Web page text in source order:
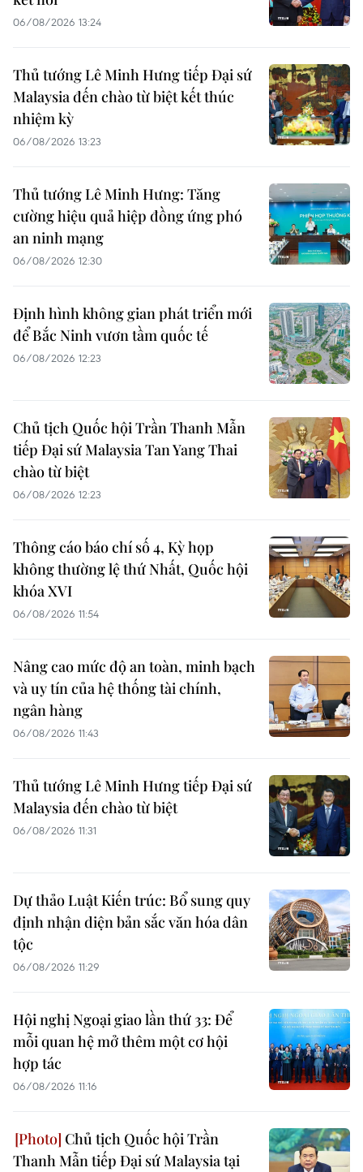
06/08/2026 13:24
Thủ tướng Lê Minh Hưng tiếp Đại sứ
Malaysia đến chào từ biệt kết thúc
nhiệm kỳ
06/08/2026 13:23
Thủ tướng Lê Minh Hưng: Tăng
cường hiệu quả hiệp đồng ứng phó
an ninh mạng
06/08/2026 12:30
Định hình không gian phát triển mới
để Bắc Ninh vươn tầm quốc tế
06/08/2026 12:23
Chủ tịch Quốc hội Trần Thanh Mẫn
tiếp Đại sứ Malaysia Tan Yang Thai
chào từ biệt
06/08/2026 12:23
Thông cáo báo chí số 4, Kỳ họp
không thường lệ thứ Nhất, Quốc hội
khóa XVI
06/08/2026 11:54
Nâng cao mức độ an toàn, minh bạch
và uy tín của hệ thống tài chính,
ngân hàng
06/08/2026 11:43
Thủ tướng Lê Minh Hưng tiếp Đại sứ
Malaysia đến chào từ biệt
06/08/2026 11:31
Dự thảo Luật Kiến trúc: Bổ sung quy
định nhận diện bản sắc văn hóa dân
tộc
06/08/2026 11:29
Hội nghị Ngoại giao lần thứ 33: Để
mỗi quan hệ mở thêm một cơ hội
hợp tác
06/08/2026 11:16
Chủ tịch Quốc hội Trần
Thanh Mẫn tiếp Đại sứ Malaysia tại